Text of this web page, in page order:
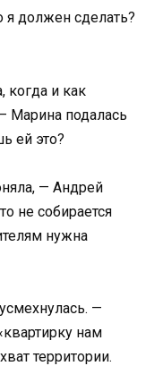
я должен сделать?
когда и как
Марина подалась
ей это?
— Андрей
не собирается
нужна
—
нам
территории.